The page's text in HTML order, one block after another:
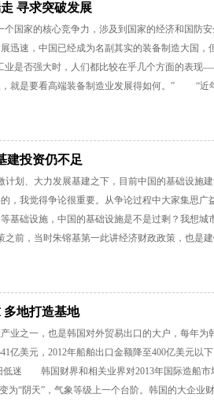
寻求突破发展
个国家的核心竞争力，涉及到国家的经济和国防
迅速，中国已经成为名副其实的装备制造大
业是否强大时，人们都比较在乎几个方面的表
就是要看高端装备制造业发展得如何。” “近
建投资仍不足
计划、大力发展基建之下，目前中国的基础设
我觉得争论很重要。从争论过程中大家集思广
基础设施，中国的基础设施是不是过剩？我想
之前，当时朱镕基第一此讲经济财政政策，也
多地打造基地
业之一，也是韩国对外贸易出口的大户，每年
亿美元，2012年船舶出口金额降至400亿美元
迷 韩国财界和相关业界对2013年国际造船市场
为“阴天”，气象等级上一个台阶。韩国的大企